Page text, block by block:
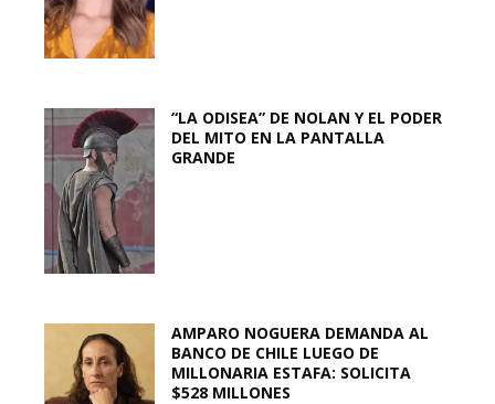
“LA ODISEA” DE NOLAN Y EL PODER
DEL MITO EN LA PANTALLA
GRANDE
AMPARO NOGUERA DEMANDA AL
BANCO DE CHILE LUEGO DE
MILLONARIA ESTAFA: SOLICITA
$528 MILLONES